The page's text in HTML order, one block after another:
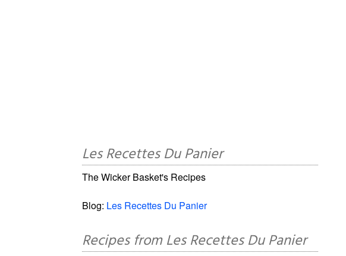
Les Recettes Du Panier
The Wicker Basket's Recipes
Blog: Les Recettes Du Panier
Recipes from Les Recettes Du Panier